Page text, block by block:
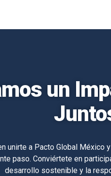
un
unirte a Pacto Global México
paso. Conviértete en
desarrollo sostenible y la